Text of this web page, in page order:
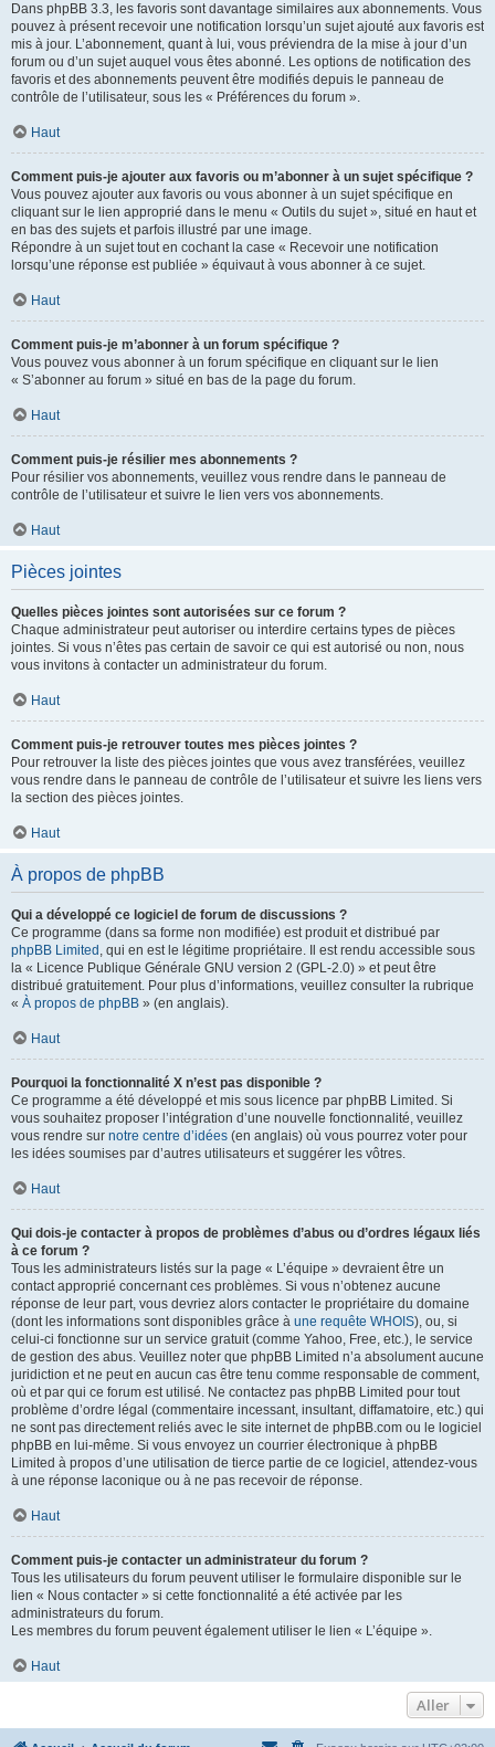
Dans phpBB 3.3, les favoris sont davantage similaires aux abonnements. Vous
pouvez à présent recevoir une notification lorsqu’un sujet ajouté aux favoris est
mis à jour. L’abonnement, quant à lui, vous préviendra de la mise à jour d’un
forum ou d’un sujet auquel vous êtes abonné. Les options de notification des
favoris et des abonnements peuvent être modifiés depuis le panneau de
contrôle de l’utilisateur, sous les « Préférences du forum ».
Haut
Comment puis-je ajouter aux favoris ou m’abonner à un sujet spécifique ?
Vous pouvez ajouter aux favoris ou vous abonner à un sujet spécifique en
cliquant sur le lien approprié dans le menu « Outils du sujet », situé en haut et
en bas des sujets et parfois illustré par une image.
Répondre à un sujet tout en cochant la case « Recevoir une notification
lorsqu’une réponse est publiée » équivaut à vous abonner à ce sujet.
Haut
Comment puis-je m’abonner à un forum spécifique ?
Vous pouvez vous abonner à un forum spécifique en cliquant sur le lien
« S’abonner au forum » situé en bas de la page du forum.
Haut
Comment puis-je résilier mes abonnements ?
Pour résilier vos abonnements, veuillez vous rendre dans le panneau de
contrôle de l’utilisateur et suivre le lien vers vos abonnements.
Haut
Pièces jointes
Quelles pièces jointes sont autorisées sur ce forum ?
Chaque administrateur peut autoriser ou interdire certains types de pièces
jointes. Si vous n’êtes pas certain de savoir ce qui est autorisé ou non, nous
vous invitons à contacter un administrateur du forum.
Haut
Comment puis-je retrouver toutes mes pièces jointes ?
Pour retrouver la liste des pièces jointes que vous avez transférées, veuillez
vous rendre dans le panneau de contrôle de l’utilisateur et suivre les liens vers
la section des pièces jointes.
Haut
À propos de phpBB
Qui a développé ce logiciel de forum de discussions ?
Ce programme (dans sa forme non modifiée) est produit et distribué par
phpBB Limited , qui en est le légitime propriétaire. Il est rendu accessible sous
la « Licence Publique Générale GNU version 2 (GPL-2.0) » et peut être
distribué gratuitement. Pour plus d’informations, veuillez consulter la rubrique
« À propos de phpBB » (en anglais).
Haut
Pourquoi la fonctionnalité X n’est pas disponible ?
Ce programme a été développé et mis sous licence par phpBB Limited. Si
vous souhaitez proposer l’intégration d’une nouvelle fonctionnalité, veuillez
vous rendre sur notre centre d’idées (en anglais) où vous pourrez voter pour
les idées soumises par d’autres utilisateurs et suggérer les vôtres.
Haut
Qui dois-je contacter à propos de problèmes d’abus ou d’ordres légaux liés
à ce forum ?
Tous les administrateurs listés sur la page « L’équipe » devraient être un
contact approprié concernant ces problèmes. Si vous n’obtenez aucune
réponse de leur part, vous devriez alors contacter le propriétaire du domaine
(dont les informations sont disponibles grâce à une requête WHOIS), ou, si
celui-ci fonctionne sur un service gratuit (comme Yahoo, Free, etc.), le service
de gestion des abus. Veuillez noter que phpBB Limited n’a absolument aucune
juridiction et ne peut en aucun cas être tenu comme responsable de comment,
où et par qui ce forum est utilisé. Ne contactez pas phpBB Limited pour tout
problème d’ordre légal (commentaire incessant, insultant, diffamatoire, etc.) qui
ne sont pas directement reliés avec le site internet de phpBB.com ou le logiciel
phpBB en lui-même. Si vous envoyez un courrier électronique à phpBB
Limited à propos d’une utilisation de tierce partie de ce logiciel, attendez-vous
à une réponse laconique ou à ne pas recevoir de réponse.
Haut
Comment puis-je contacter un administrateur du forum ?
Tous les utilisateurs du forum peuvent utiliser le formulaire disponible sur le
lien « Nous contacter » si cette fonctionnalité a été activée par les
administrateurs du forum.
Les membres du forum peuvent également utiliser le lien « L’équipe ».
Haut
Aller